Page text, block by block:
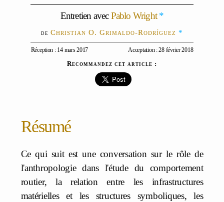
Entretien avecPablo Wright *
Christian O. Grimaldo-Rodríguez *
Réception : 14 mars 2017 Acceptation : 28 février 2018
Recommandez cet article :
Résumé
Ce qui suit est une conversation sur le rôle de
l'anthropologie dans l'étude du comportement
routier, la relation entre les infrastructures
matérielles et les structures symboliques, les